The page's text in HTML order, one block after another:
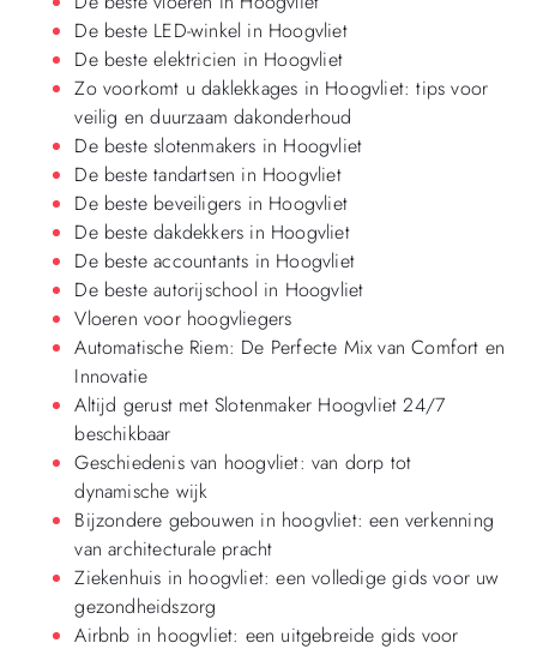
De beste LED-winkel in Hoogvliet
De beste elektricien in Hoogvliet
Zo voorkomt u daklekkages in Hoogvliet: tips voor
veilig en duurzaam dakonderhoud
De beste slotenmakers in Hoogvliet
De beste tandartsen in Hoogvliet
De beste beveiligers in Hoogvliet
De beste dakdekkers in Hoogvliet
De beste accountants in Hoogvliet
De beste autorijschool in Hoogvliet
Vloeren voor hoogvliegers
Automatische Riem: De Perfecte Mix van Comfort en
Innovatie
Altijd gerust met Slotenmaker Hoogvliet 24/7
beschikbaar
Geschiedenis van hoogvliet: van dorp tot
dynamische wijk
Bijzondere gebouwen in hoogvliet: een verkenning
van architecturale pracht
Ziekenhuis in hoogvliet: een volledige gids voor uw
gezondheidszorg
Airbnb in hoogvliet: een uitgebreide gids voor